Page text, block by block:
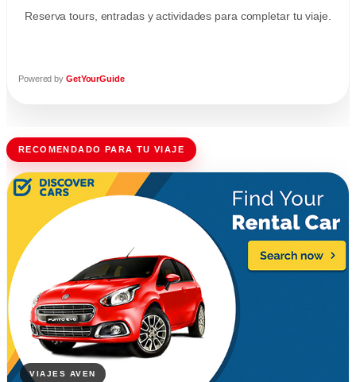
Reserva tours, entradas y actividades para completar tu viaje.
Powered by GetYourGuide
RECOMENDADO PARA TU VIAJE